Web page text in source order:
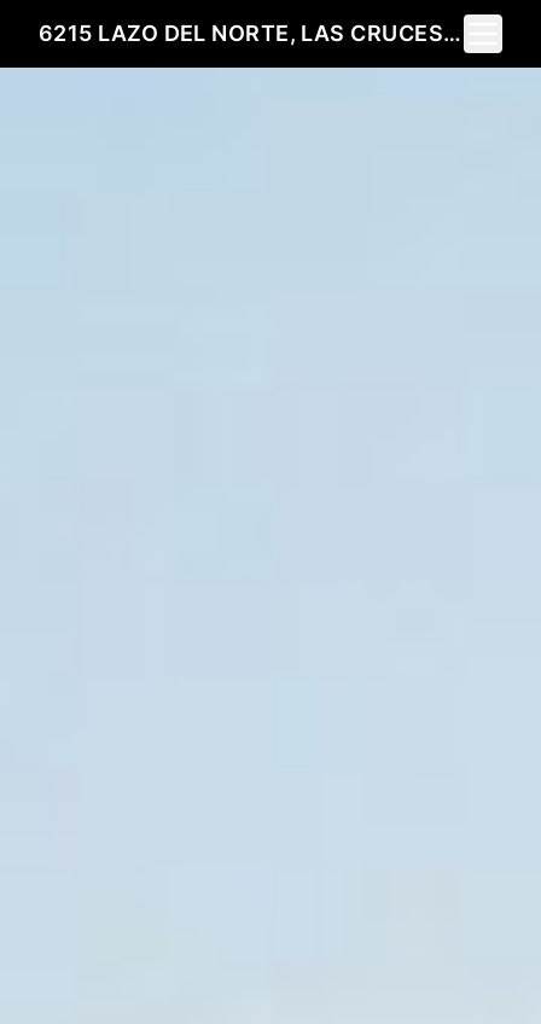
6215 LAZO DEL NORTE, LAS CRUCES, NM 88011
Toggle